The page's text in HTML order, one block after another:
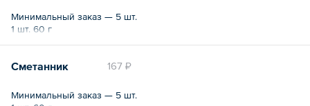
Минимальный заказ — 5 шт.
1 шт. 60 г
167 ₽
Сметанник
Минимальный заказ — 5 шт.